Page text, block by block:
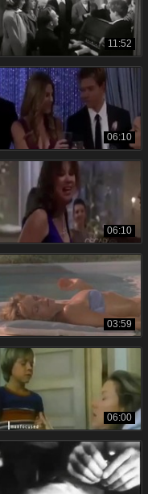
11:52
06:10
06:10
03:59
06:00